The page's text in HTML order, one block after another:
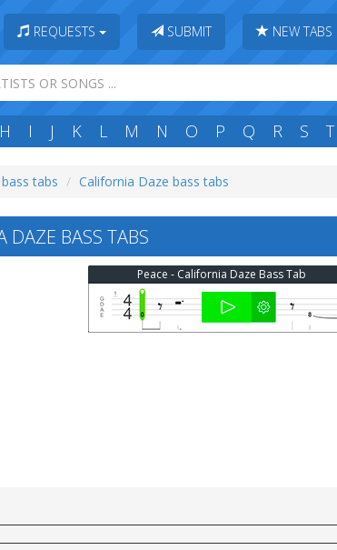
REQUESTS SUBMIT NEW TABS
H I J K L M N O P Q R S T
tabs California Daze bass tabs
DAZE BASS TABS
Peace - California Daze Bass Tab